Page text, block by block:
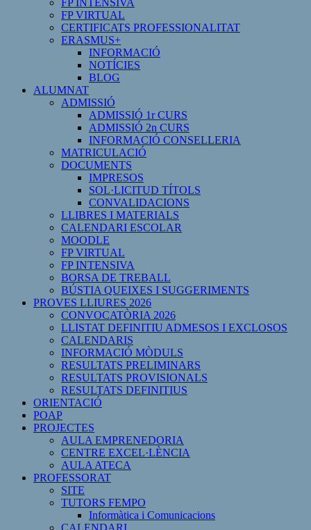
FP VIRTUAL
CERTIFICATS PROFESSIONALITAT
ERASMUS+
INFORMACIÓ
NOTÍCIES
BLOG
ALUMNAT
ADMISSIÓ
ADMISSIÓ 1r CURS
ADMISSIÓ 2n CURS
INFORMACIÓ CONSELLERIA
MATRICULACIÓ
DOCUMENTS
IMPRESOS
SOL·LICITUD TÍTOLS
CONVALIDACIONS
LLIBRES I MATERIALS
CALENDARI ESCOLAR
MOODLE
FP VIRTUAL
FP INTENSIVA
BORSA DE TREBALL
BÚSTIA QUEIXES I SUGGERIMENTS
PROVES LLIURES 2026
CONVOCATÒRIA 2026
LLISTAT DEFINITIU ADMESOS I EXCLOSOS
CALENDARIS
INFORMACIÓ MÒDULS
RESULTATS PRELIMINARS
RESULTATS PROVISIONALS
RESULTATS DEFINITIUS
ORIENTACIÓ
POAP
PROJECTES
AULA EMPRENEDORIA
CENTRE EXCEL·LÈNCIA
AULA ATECA
PROFESSORAT
SITE
TUTORS FEMPO
Informàtica i Comunicacions
CALENDARI